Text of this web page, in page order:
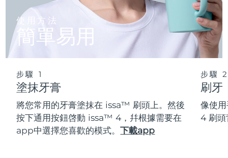
使用方法
簡單易用
步驟 1
塗抹牙膏
將您常用的牙膏塗抹在 issa™ 刷頭上。然後
按下通用按鈕啓動 issa™ 4，幷根據需要在
app中選擇您喜歡的模式。下載app
步驟
刷牙
像使
4 刷頭